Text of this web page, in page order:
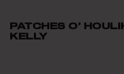
PATCHES O’
KELLY